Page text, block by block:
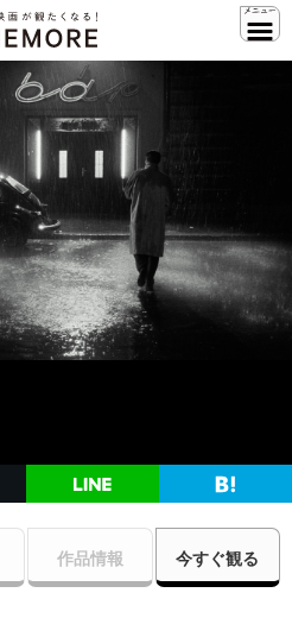
作品情報 今すぐ観る